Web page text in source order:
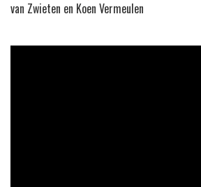
van Zwieten en Koen Vermeulen